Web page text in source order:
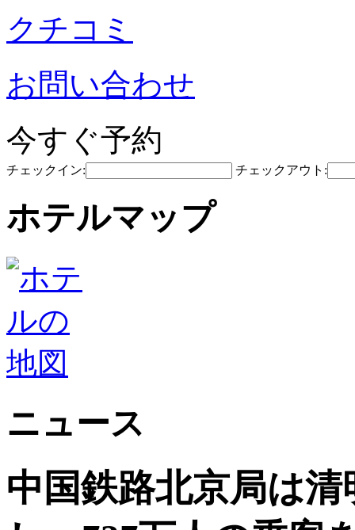
クチコミ
お問い合わせ
今すぐ予約
チェックイン: チェックアウト:
ホテルマップ
ニュース
中国鉄路北京局は